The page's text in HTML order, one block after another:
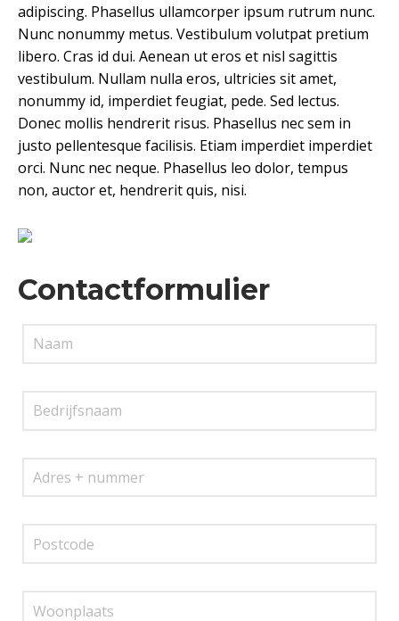
adipiscing. Phasellus ullamcorper ipsum rutrum nunc.
Nunc nonummy metus. Vestibulum volutpat pretium
libero. Cras id dui. Aenean ut eros et nisl sagittis
vestibulum. Nullam nulla eros, ultricies sit amet,
nonummy id, imperdiet feugiat, pede. Sed lectus.
Donec mollis hendrerit risus. Phasellus nec sem in
justo pellentesque facilisis. Etiam imperdiet imperdiet
orci. Nunc nec neque. Phasellus leo dolor, tempus
non, auctor et, hendrerit quis, nisi.
Contactformulier